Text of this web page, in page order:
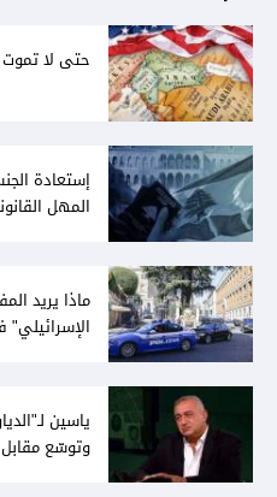
حتى لا
إستعادة
المهل
ماذا يريد
ياسين
وتوسّع